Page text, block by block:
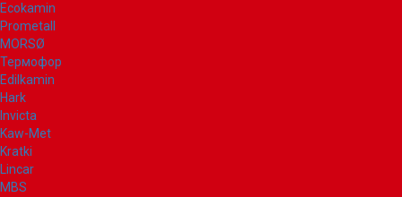
Ecokamin
Prometall
MORSØ
Термофор
Edilkamin
Hark
Invicta
Kaw-Met
Kratki
Lincar
MBS